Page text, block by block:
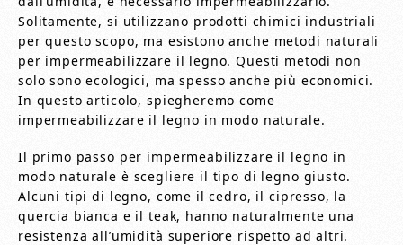
Solitamente, si utilizzano prodotti chimici industriali
per questo scopo, ma esistono anche metodi naturali
per impermeabilizzare il legno. Questi metodi non
solo sono ecologici, ma spesso anche più economici.
In questo articolo, spiegheremo come
impermeabilizzare il legno in modo naturale.
Il primo passo per impermeabilizzare il legno in
modo naturale è scegliere il tipo di legno giusto.
Alcuni tipi di legno, come il cedro, il cipresso, la
quercia bianca e il teak, hanno naturalmente una
resistenza all’umidità superiore rispetto ad altri.